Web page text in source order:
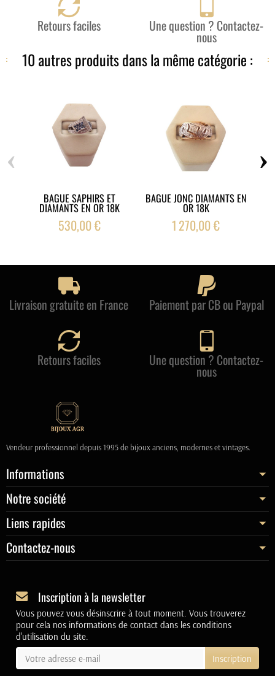
Retours faciles Une question ? Contactez-
nous
10 autres produits dans la même catégorie :
BAGUE SAPHIRS ET
DIAMANTS EN OR 18K
530,00 €
BAGUE JONC DIAMANTS EN
OR 18K
1 270,00 €
‹ ›
Livraison gratuite en France Paiement par CB ou Paypal
Retours faciles Une question ? Contactez-
nous
Vendeur professionnel depuis 1995 de bijoux anciens, modernes et vintages.
Informations
Notre société
Liens rapides
Contactez-nous
Inscription à la newsletter
Vous pouvez vous désinscrire à tout moment. Vous trouverez
pour cela nos informations de contact dans les conditions
d'utilisation du site.